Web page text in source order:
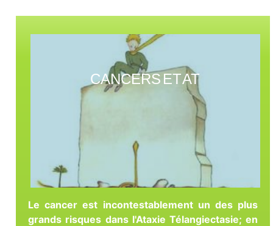
CANCERS ET AT
Le cancer est incontestablement un des plus
grands risques dans l'Ataxie Télangiectasie; en